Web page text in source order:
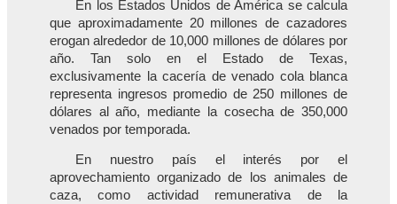
En los Estados Unidos de América se calcula
que aproximadamente 20 millones de cazadores
erogan alrededor de 10,000 millones de dólares por
año. Tan solo en el Estado de Texas,
exclusivamente la cacería de venado cola blanca
representa ingresos promedio de 250 millones de
dólares al año, mediante la cosecha de 350,000
venados por temporada.
En nuestro país el interés por el
aprovechamiento organizado de los animales de
caza, como actividad remunerativa de la